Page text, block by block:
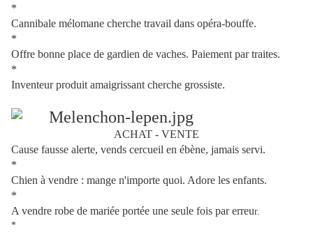
*
Cannibale mélomane cherche travail dans opéra-bouffe.
*
Offre bonne place de gardien de vaches. Paiement par traites.
*
Inventeur produit amaigrissant cherche grossiste.
ACHAT - VENTE
Cause fausse alerte, vends cercueil en ébène, jamais servi.
*
Chien à vendre : mange n'importe quoi. Adore les enfants.
*
A vendre robe de mariée portée une seule fois par erreur.
*